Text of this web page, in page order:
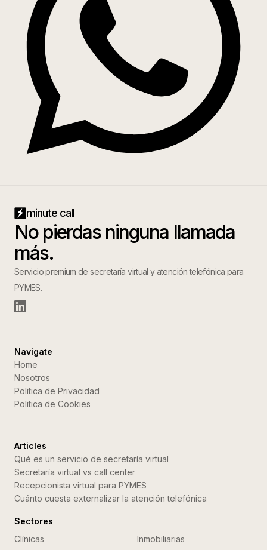
minute call
No pierdas ninguna llamada
más.
Servicio premium de secretaría virtual y atención telefónica para
PYMES.
Navigate
Home
Nosotros
Politica de Privacidad
Politica de Cookies
Articles
Qué es un servicio de secretaría virtual
Secretaría virtual vs call center
Recepcionista virtual para PYMES
Cuánto cuesta externalizar la atención telefónica
Sectores
Clínicas
Inmobiliarias